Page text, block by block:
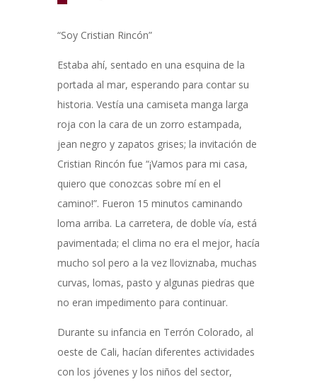
“Soy Cristian Rincón”
Estaba ahí, sentado en una esquina de la
portada al mar, esperando para contar su
historia. Vestía una camiseta manga larga
roja con la cara de un zorro estampada,
jean negro y zapatos grises; la invitación de
Cristian Rincón fue “¡Vamos para mi casa,
quiero que conozcas sobre mí en el
camino!”. Fueron 15 minutos caminando
loma arriba. La carretera, de doble vía, está
pavimentada; el clima no era el mejor, hacía
mucho sol pero a la vez lloviznaba, muchas
curvas, lomas, pasto y algunas piedras que
no eran impedimento para continuar.
Durante su infancia en Terrón Colorado, al
oeste de Cali, hacían diferentes actividades
con los jóvenes y los niños del sector,